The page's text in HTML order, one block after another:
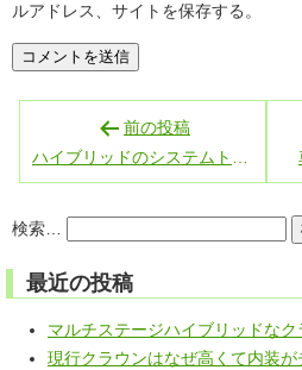
ルアドレス、サイトを保存する。
稿
ナ
ゲ
ー
シ
ョ
ン
前の投稿
ハイブリッドのシステムトルク（その２）
検索…
最近の投稿
マルチステージハイブリッドなク
現行クラウンはなぜ高くて内装